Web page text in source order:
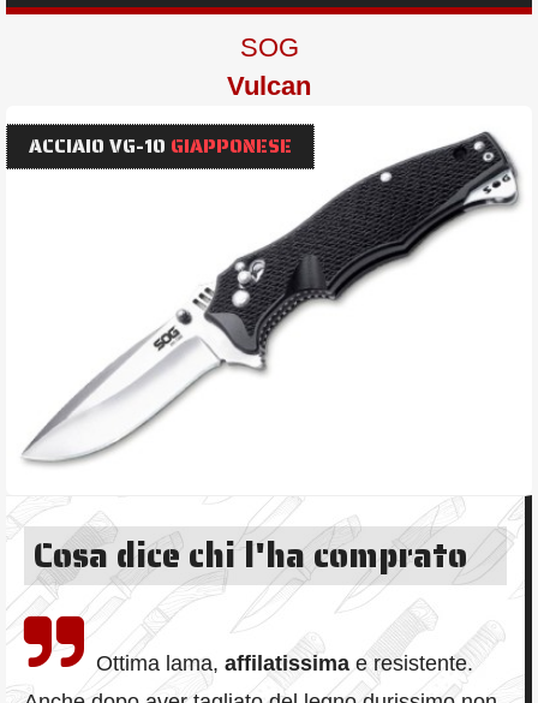
SOG
Vulcan
ACCIAIO VG-10 GIAPPONESE
Cosa dice chi l'ha comprato
Ottima lama, affilatissima e resistente.